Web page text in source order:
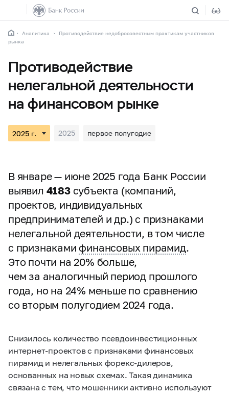
Аналитика
Противодействие недобросовестным практикам участников
рынка
Противодействие
нелегальной деятельности
на финансовом рынке
2025 первое полугодие
В январе — июне 2025 года Банк России
выявил 4183субъекта (компаний,
проектов, индивидуальных
предпринимателей и др.) с признаками
нелегальной деятельности, в том числе
с признаками финансовых пирамид.
Это почти на 20% больше,
чем за аналогичный период прошлого
года, но на 24% меньше по сравнению
со вторым полугодием 2024 года.
Снизилось количество псевдоинвестиционных
интернет-проектов с признаками финансовых
пирамид и нелегальных форекс-дилеров,
основанных на новых схемах. Такая динамика
связана с тем, что мошенники активно используют